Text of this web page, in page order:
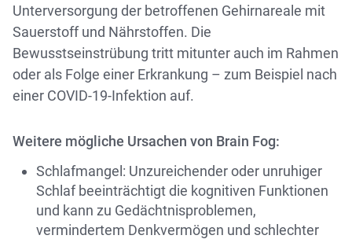
Unterversorgung der betroffenen Gehirnareale mit
Sauerstoff und Nährstoffen. Die
Bewusstseinstrübung tritt mitunter auch im Rahmen
oder als Folge einer Erkrankung – zum Beispiel nach
einer COVID-19-Infektion auf.
Weitere mögliche Ursachen von Brain Fog:
Schlafmangel: Unzureichender oder unruhiger
Schlaf beeinträchtigt die kognitiven Funktionen
und kann zu Gedächtnisproblemen,
vermindertem Denkvermögen und schlechter